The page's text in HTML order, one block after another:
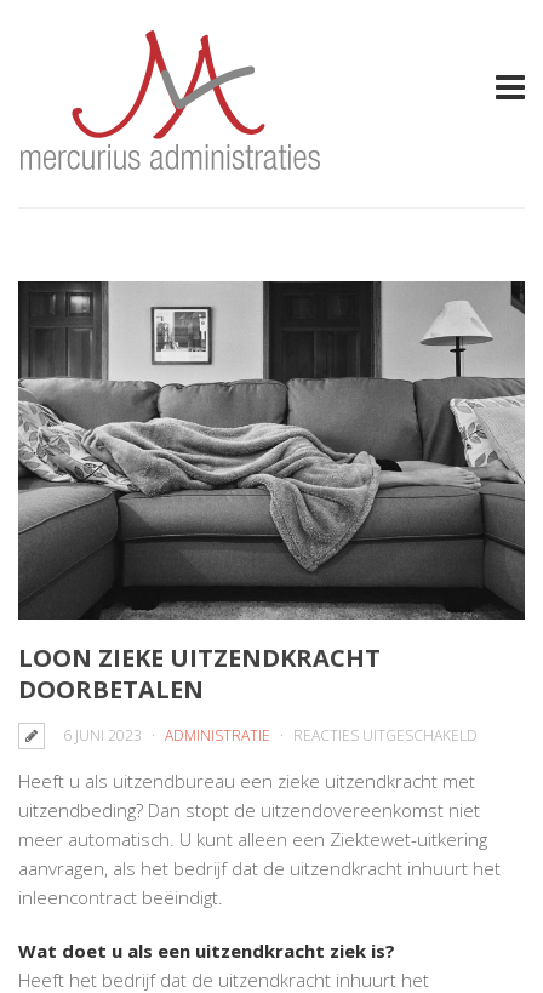
LOON ZIEKE UITZENDKRACHT
DOORBETALEN
6 JUNI 2023 ADMINISTRATIE REACTIES UITGESCHAKELD
Heeft u als uitzendbureau een zieke uitzendkracht met
uitzendbeding? Dan stopt de uitzendovereenkomst niet
meer automatisch. U kunt alleen een Ziektewet-uitkering
aanvragen, als het bedrijf dat de uitzendkracht inhuurt het
inleencontract beëindigt.
Wat doet u als een uitzendkracht ziek is?
Heeft het bedrijf dat de uitzendkracht inhuurt het